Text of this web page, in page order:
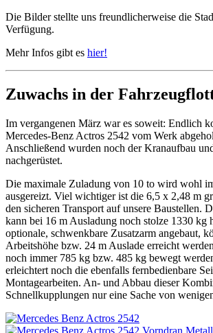
Die Bilder stellte uns freundlicherweise die
Verfügung.
Mehr Infos gibt es hier!
Zuwachs in der
Im vergangenen März war es soweit: Endlich
Mercedes-Benz Actros 2542 vom Werk
Anschließend wurden noch der Kranaufbau
nachgerüstet.
Die maximale Zuladung von 10 to wird wohl
ausgereizt. Viel wichtiger ist die 6,5 x 2,48 m
den sicheren Transport auf unsere Baustellen.
kann bei 16 m Ausladung noch stolze 1330 kg
optionale, schwenkbare Zusatzarm angebaut,
Arbeitshöhe bzw. 24 m Auslade erreicht
noch immer 785 kg bzw. 485 kg bewegt
erleichtert noch die ebenfalls fernbedienbare
Montagearbeiten. An- und Abbau dieser
Schnellkupplungen nur eine Sache von